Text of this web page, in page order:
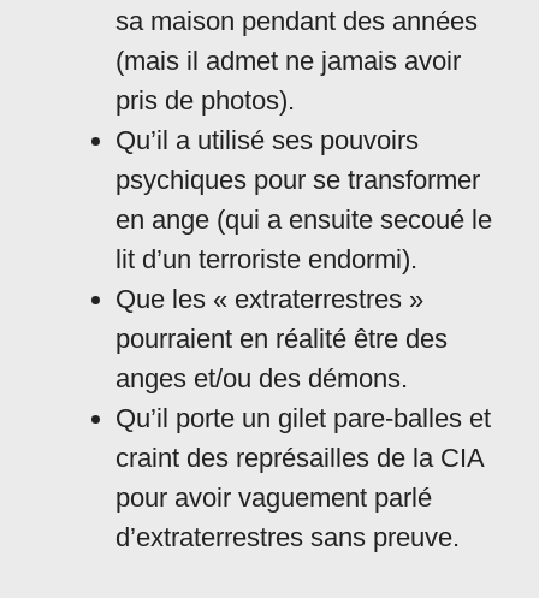
sa maison pendant des années
(mais il admet ne jamais avoir
pris de photos).
Qu’il a utilisé ses pouvoirs
psychiques pour se transformer
en ange (qui a ensuite secoué le
lit d’un terroriste endormi).
Que les « extraterrestres »
pourraient en réalité être des
anges et/ou des démons.
Qu’il porte un gilet pare-balles et
craint des représailles de la CIA
pour avoir vaguement parlé
d’extraterrestres sans preuve.